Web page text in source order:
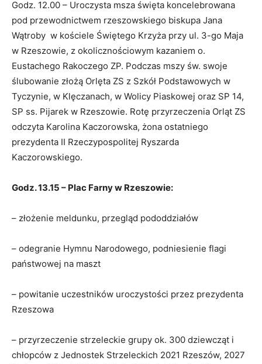
Godz. 12.00 – Uroczysta msza święta koncelebrowana
pod przewodnictwem rzeszowskiego biskupa Jana
Wątroby w kościele Świętego Krzyża przy ul. 3-go Maja
w Rzeszowie, z okolicznościowym kazaniem o.
Eustachego Rakoczego ZP. Podczas mszy św. swoje
ślubowanie złożą Orlęta ZS z Szkół Podstawowych w
Tyczynie, w Klęczanach, w Wolicy Piaskowej oraz SP 14,
SP ss. Pijarek w Rzeszowie. Rotę przyrzeczenia Orląt ZS
odczyta Karolina Kaczorowska, żona ostatniego
prezydenta II Rzeczypospolitej Ryszarda
Kaczorowskiego.
Godz. 13.15 – Plac Farny w Rzeszowie:
– złożenie meldunku, przegląd pododdziałów
– odegranie Hymnu Narodowego, podniesienie flagi
państwowej na maszt
– powitanie uczestników uroczystości przez prezydenta
Rzeszowa
– przyrzeczenie strzeleckie grupy ok. 300 dziewcząt i
chłopców z Jednostek Strzeleckich 2021 Rzeszów, 2027